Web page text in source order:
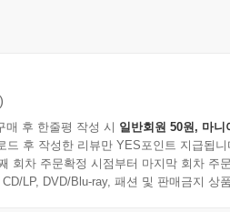
매 후 한줄평 작성 시 일반회원 50원, 마니
드 후 작성한 리뷰만 YES포인트 지급됩니
회차 주문확정 시점부터 마지막 회차 주
LP, DVD/Blu-ray, 패션 및 판매금지 상